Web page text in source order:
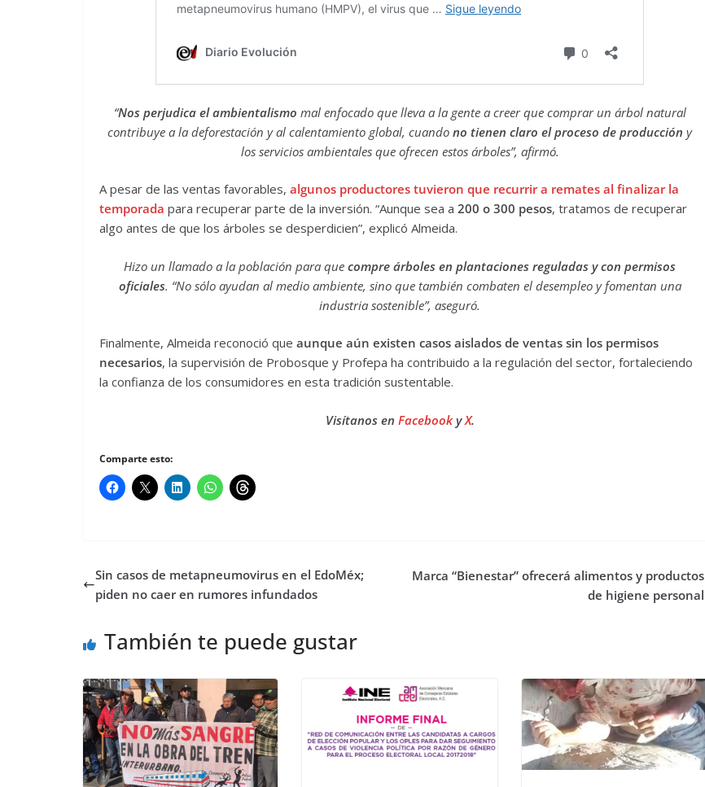
“Nos perjudica el ambientalismo mal enfocado que lleva a la gente a creer que comprar un árbol natural
contribuye a la deforestación y al calentamiento global, cuandono tienen claro el proceso de producción y
los servicios ambientales que ofrecen estos árboles”, afirmó.
A pesar de las ventas favorables, algunos productores tuvieron que recurrir a remates al finalizar la
temporada para recuperar parte de la inversión. “Aunque sea a 200 o 300 pesos, tratamos de recuperar
algo antes de que los árboles se desperdicien”, explicó Almeida.
Hizo un llamado a la población para quecompre árboles en plantaciones reguladas y con permisos
oficiales. “No sólo ayudan al medio ambiente, sino que también combaten el desempleo y fomentan una
industria sostenible”, aseguró.
Finalmente, Almeida reconoció que aunque aún existen casos aislados de ventas sin los permisos
necesarios, la supervisión de Probosque y Profepa ha contribuido a la regulación del sector, fortaleciendo
la confianza de los consumidores en esta tradición sustentable.
Visítanos en FacebookyX.
Comparte esto:
Sin casos de metapneumovirus en el EdoMéx;
piden no caer en rumores infundados
Marca “Bienestar” ofrecerá alimentos y productos
de higiene personal
También te puede gustar